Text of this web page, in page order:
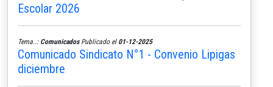
Escolar 2026
Tema..: ComunicadosPublicado el 01-12-2025
Comunicado Sindicato N°1 - Convenio Lipigas
diciembre